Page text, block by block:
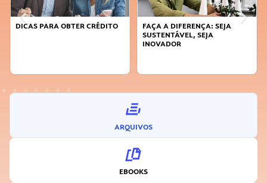
DICAS PARA OBTER CRÉDITO
FAÇA A DIFERENÇA: SEJA
SUSTENTÁVEL, SEJA
INOVADOR
ARQUIVOS
EBOOKS